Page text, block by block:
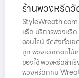
ร้านพวงหรีด
StyleWreath.com
หรีด บริการพวงหรี
ออนไลน์ จัดส่งทั่วเข
ถูก พวงหรีดดอกไม้
ของใช้ พวงหรีดสำ
พวงหรีดกทม